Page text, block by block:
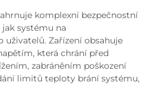
komplexní bezpečnostní
systému na
uživatelů. Zařízení obsahuje
která chrání před
zabráněním poškození
limitů teploty brání systému,